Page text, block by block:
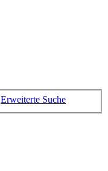
Erweiterte Suche